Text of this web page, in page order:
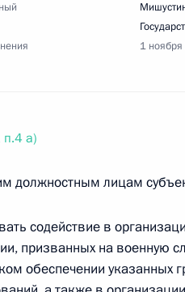
2022 года, 20:15 5 поручений
2022 года, 20:00
2022 года, четверг
поручений по итогам
проектам
1
а)
должностным лицам
содействие в
призванных на военную
обеспечении указанных